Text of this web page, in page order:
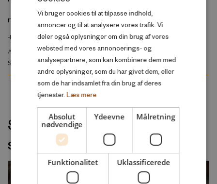
rl@rff.dk
+45 20 70 44 29
ARBEJDSMARKED OG BESKÆFTIGELSE
SKOLE OG UDDANNELSE
Seneste udgivelser indenfor
samme velfærdsemne
Vi bruger cookies til at tilpasse indhold,
annoncer og til at analysere vores trafik. Vi
deler også oplysninger om din brug af vores
websted med vores annoncerings- og
analysepartnere, som kan kombinere dem med
andre oplysninger, som du har givet dem, eller
som de har indsamlet fra din brug af deres
tjenester. Læs mere
Absolut
nødvendige
Ydeevne Målretning
Funktionalitet Uklassificerede